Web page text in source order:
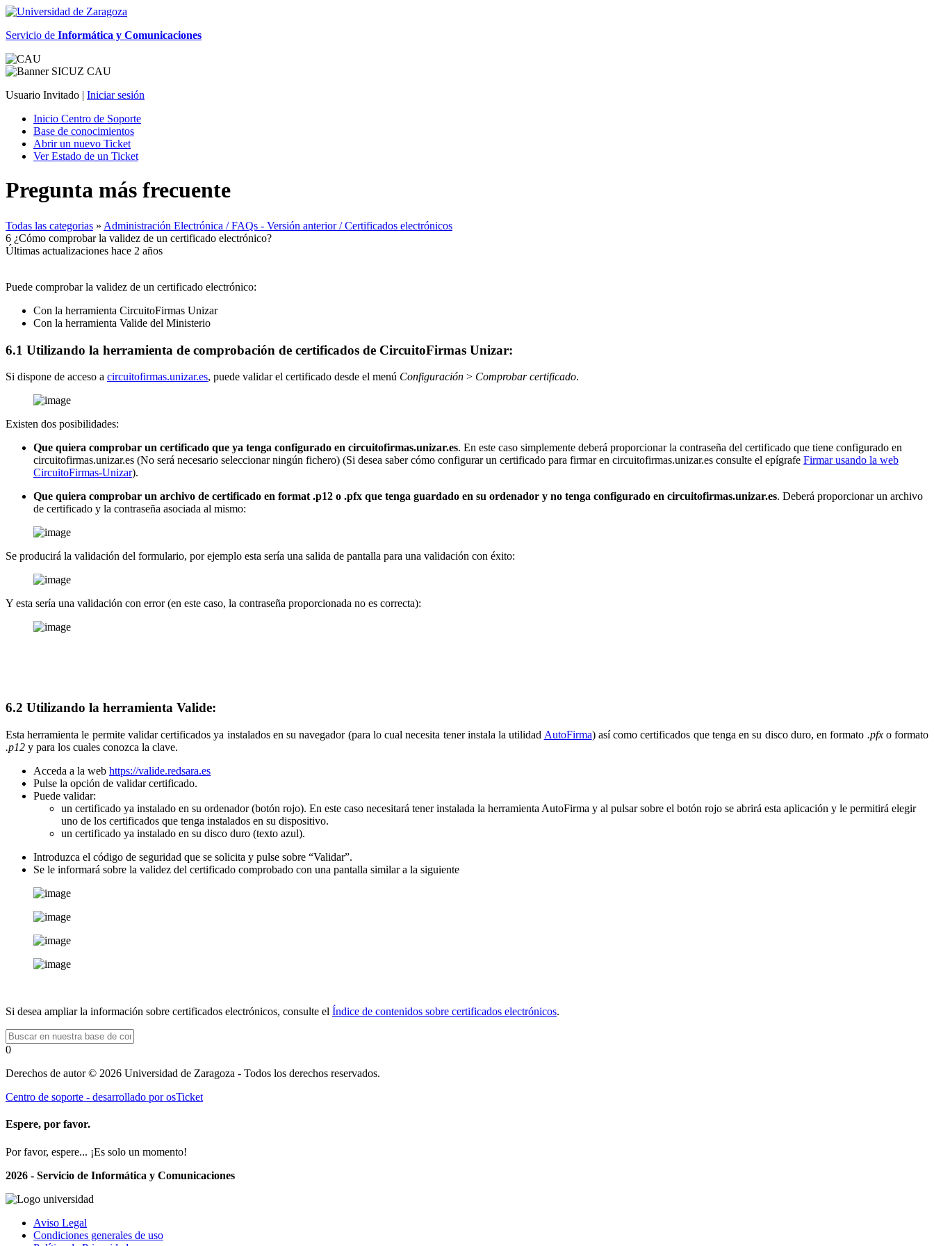
Servicio de Informática y Comunicaciones
Usuario Invitado | Iniciar sesión
Inicio Centro de Soporte
Base de conocimientos
Abrir un nuevo Ticket
Ver Estado de un Ticket
Pregunta más frecuente
Todas las categorias » Administración Electrónica / FAQs - Versión anterior / Certificados electrónicos
6 ¿Cómo comprobar la validez de un certificado electrónico?
Últimas actualizaciones hace 2 años
Puede comprobar la validez de un certificado electrónico:
Con la herramienta CircuitoFirmas Unizar
Con la herramienta Valide del Ministerio
6.1 Utilizando la herramienta de comprobación de certificados de CircuitoFirmas Unizar:
Si dispone de acceso a circuitofirmas.unizar.es, puede validar el certificado desde el menú Configuración > Comprobar certificado.
Existen dos posibilidades:
Que quiera comprobar un certificado que ya tenga configurado en circuitofirmas.unizar.es. En este caso simplemente deberá proporcionar la contraseña del certificado que tiene configurado en
circuitofirmas.unizar.es (No será necesario seleccionar ningún fichero) (Si desea saber cómo configurar un certificado para firmar en circuitofirmas.unizar.es consulte el epígrafe Firmar usando la web
CircuitoFirmas-Unizar).
Que quiera comprobar un archivo de certificado en format .p12 o .pfx que tenga guardado en su ordenador y no tenga configurado en circuitofirmas.unizar.es. Deberá proporcionar un archivo
de certificado y la contraseña asociada al mismo:
Se producirá la validación del formulario, por ejemplo esta sería una salida de pantalla para una validación con éxito:
Y esta sería una validación con error (en este caso, la contraseña proporcionada no es correcta):
6.2 Utilizando la herramienta Valide:
Esta herramienta le permite validar certificados ya instalados en su navegador (para lo cual necesita tener instala la utilidad AutoFirma) así como certificados que tenga en su disco duro, en formato .pfxo formato
.p12 y para los cuales conozca la clave.
Acceda a la web https://valide.redsara.es
Pulse la opción de validar certificado.
Puede validar:
un certificado ya instalado en su ordenador (botón rojo). En este caso necesitará tener instalada la herramienta AutoFirma y al pulsar sobre el botón rojo se abrirá esta aplicación y le permitirá elegir
uno de los certificados que tenga instalados en su dispositivo.
un certificado ya instalado en su disco duro (texto azul).
Introduzca el código de seguridad que se solicita y pulse sobre “Validar”.
Se le informará sobre la validez del certificado comprobado con una pantalla similar a la siguiente
Si desea ampliar la información sobre certificados electrónicos, consulte el Índice de contenidos sobre certificados electrónicos.
0
Derechos de autor © 2026 Universidad de Zaragoza - Todos los derechos reservados.
Centro de soporte - desarrollado por osTicket
Espere, por favor.
Por favor, espere... ¡Es solo un momento!
2026 - Servicio de Informática y Comunicaciones
Aviso Legal
Condiciones generales de uso